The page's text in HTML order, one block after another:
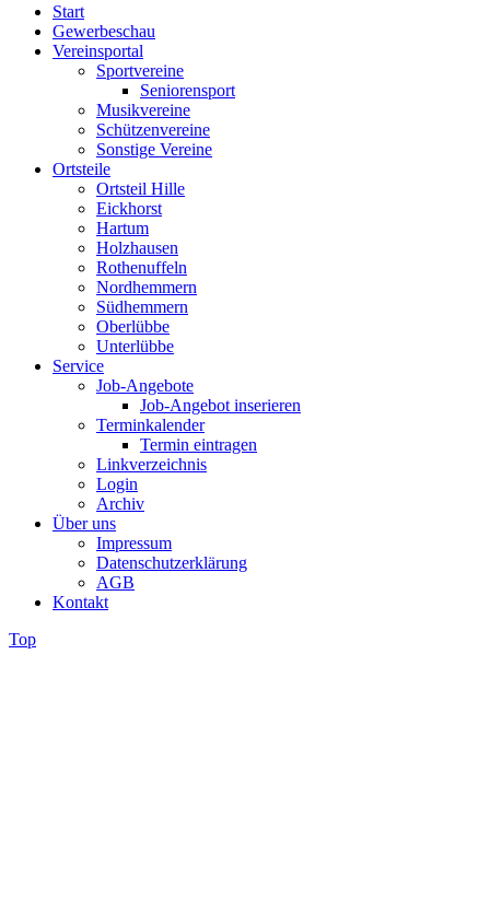
Start
Gewerbeschau
Vereinsportal
Sportvereine
Seniorensport
Musikvereine
Schützenvereine
Sonstige Vereine
Ortsteile
Ortsteil Hille
Eickhorst
Hartum
Holzhausen
Rothenuffeln
Nordhemmern
Südhemmern
Oberlübbe
Unterlübbe
Service
Job-Angebote
Job-Angebot inserieren
Terminkalender
Termin eintragen
Linkverzeichnis
Login
Archiv
Über uns
Impressum
Datenschutzerklärung
AGB
Kontakt
Top